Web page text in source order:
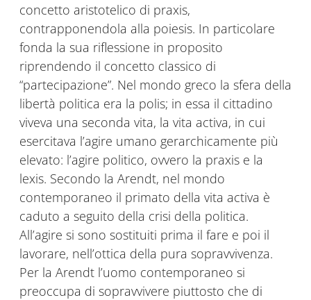
concetto aristotelico di praxis,
contrapponendola alla poiesis. In particolare
fonda la sua riflessione in proposito
riprendendo il concetto classico di
“partecipazione”. Nel mondo greco la sfera della
libertà politica era la polis; in essa il cittadino
viveva una seconda vita, la vita activa, in cui
esercitava l’agire umano gerarchicamente più
elevato: l’agire politico, ovvero la praxis e la
lexis. Secondo la Arendt, nel mondo
contemporaneo il primato della vita activa è
caduto a seguito della crisi della politica.
All’agire si sono sostituiti prima il fare e poi il
lavorare, nell’ottica della pura sopravvivenza.
Per la Arendt l’uomo contemporaneo si
preoccupa di sopravvivere piuttosto che di